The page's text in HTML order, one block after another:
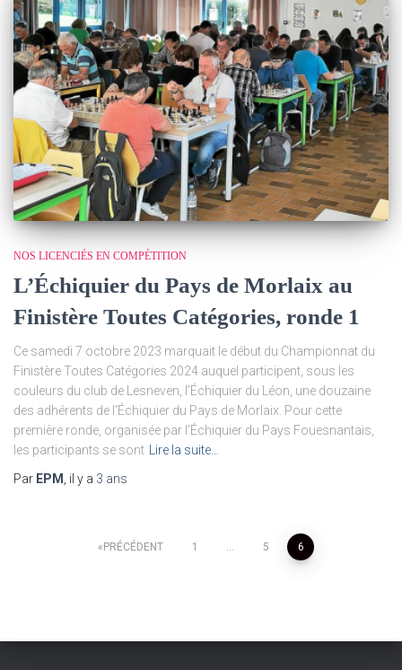
NOS LICENCIÉS EN COMPÉTITION
L’Échiquier du Pays de Morlaix au
Finistère Toutes Catégories, ronde 1
Ce samedi 7 octobre 2023 marquait le début du Championnat du
Finistère Toutes Catégories 2024 auquel participent, sous les
couleurs du club de Lesneven, l’Échiquier du Léon, une douzaine
des adhérents de l’Échiquier du Pays de Morlaix. Pour cette
première ronde, organisée par l’Échiquier du Pays Fouesnantais,
les participants se sont Lire la suite…
Par EPM , il y a 3 ans
Pagination
publications
PRÉCÉDENT 1 … 5 6